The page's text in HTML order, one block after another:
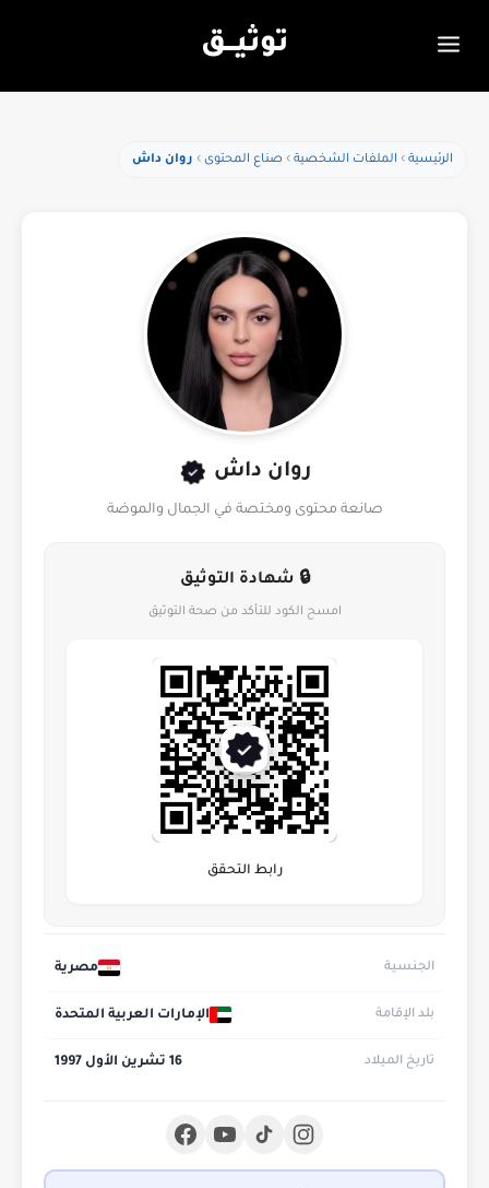
توثيـــق
الرئيسية الملفات الشخصية صناع المحتوى روان داش
روان داش
صانعة محتوى ومختصة في الجمال والموضة
🔒 شهادة التوثيق
امسح الكود للتأكد من صحة التوثيق
رابط التحقق
الجنسية مصرية
بلد الإقامة الإمارات العربية المتحدة
تاريخ الميلاد 16 تشرين الأول 1997